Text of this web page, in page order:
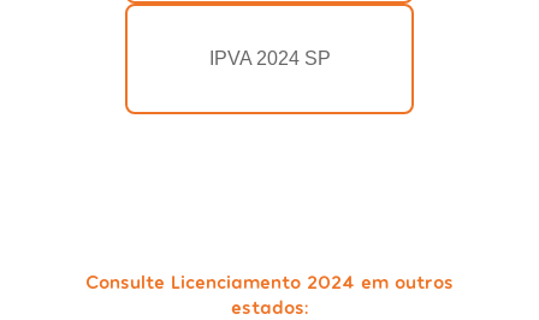
IPVA 2024 SP
Consulte Licenciamento 2024 em outros
estados: